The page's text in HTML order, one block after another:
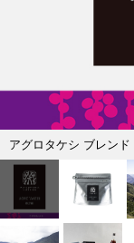
アグロタケシ ブレンド